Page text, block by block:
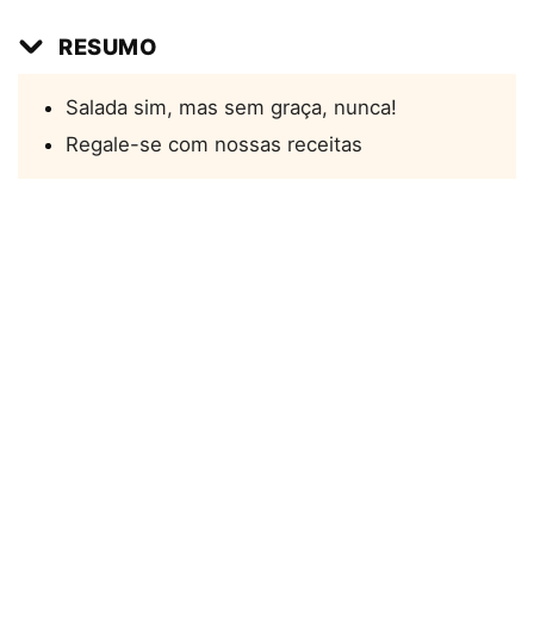
RESUMO
Salada sim, mas sem graça, nunca!
Regale-se com nossas receitas